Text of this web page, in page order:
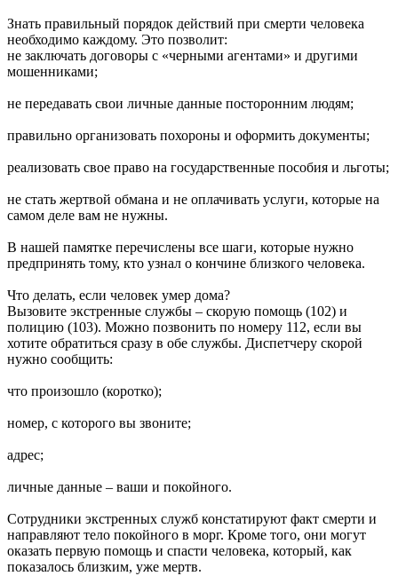
Знать правильный порядок действий при смерти человека
необходимо каждому. Это позволит:
не заключать договоры с «черными агентами» и другими
мошенниками;
не передавать свои личные данные посторонним людям;
правильно организовать похороны и оформить документы;
реализовать свое право на государственные пособия и льготы;
не стать жертвой обмана и не оплачивать услуги, которые на
самом деле вам не нужны.
В нашей памятке перечислены все шаги, которые нужно
предпринять тому, кто узнал о кончине близкого человека.
Что делать, если человек умер дома?
Вызовите экстренные службы – скорую помощь (102) и
полицию (103). Можно позвонить по номеру 112, если вы
хотите обратиться сразу в обе службы. Диспетчеру скорой
нужно сообщить:
что произошло (коротко);
номер, с которого вы звоните;
адрес;
личные данные – ваши и покойного.
Сотрудники экстренных служб констатируют факт смерти и
направляют тело покойного в морг. Кроме того, они могут
оказать первую помощь и спасти человека, который, как
показалось близким, уже мертв.